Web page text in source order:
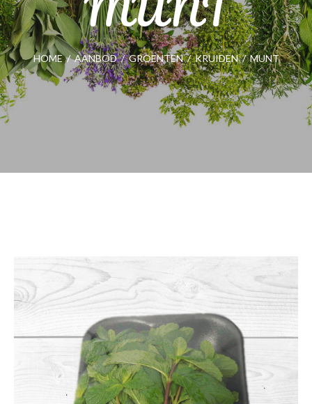
HOME / AANBOD / GROENTEN / KRUIDEN / MUNT